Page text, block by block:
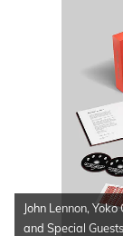
John Lennon,
and Special